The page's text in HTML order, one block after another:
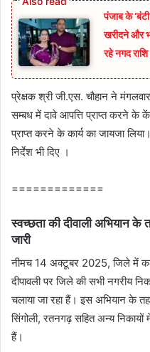
पंजाब के
खरीदने और
रहे नगद
प्रेक्षक श्री जी.एस. चौहान ने
सम्‍बध में दावे आपत्ति प्राप्‍त करने के
प्राप्‍त करने के कार्य का जायजा
निर्देश भी दिए ।
=============
स्‍वच्‍छता की दीवाली अभियान के
जारी
नीमच 14 अक्‍टूबर 2025, जिले में
दीपावली पर जिले की सभी नगरीय
चलाया जा रहा हैं। इस अभियान के
सिंगोली, रतनगढ़ सहित अन्‍य निकायों में
हैं।